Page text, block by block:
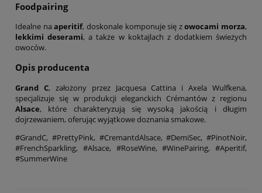
Foodpairing
Idealne naaperitif, doskonale komponuje się zowocami morza,
lekkimi deserami, a także w koktajlach z dodatkiem świeżych
owoców.
Opis producenta
Grand C, założony przez Jacquesa Cattina i Axela Wulfkena,
specjalizuje się w produkcji eleganckich Crémantów z regionu
Alsace, które charakteryzują się wysoką jakością i długim
dojrzewaniem, oferując wyjątkowe doznania smakowe.
#GrandC, #PrettyPink, #CremantdAlsace, #DemiSec, #PinotNoir,
#FrenchSparkling, #Alsace, #RoseWine, #WinePairing, #Aperitif,
#SummerWine